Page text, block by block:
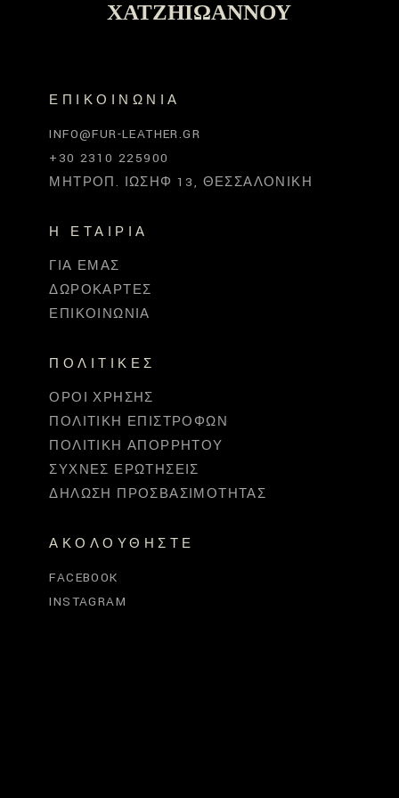
ΧΑΤΖΗΙΩΆΝΝΟΥ
ΕΠΙΚΟΙΝΩΝΊΑ
INFO@FUR-LEATHER.GR
+30 2310 225900
ΜΗΤΡΟΠ. ΙΩΣΉΦ 13, ΘΕΣΣΑΛΟΝΊΚΗ
Η ΕΤΑΙΡΊΑ
ΓΙΑ ΕΜΆΣ
ΔΩΡΟΚΆΡΤΕΣ
ΕΠΙΚΟΙΝΩΝΊΑ
ΠΟΛΙΤΙΚΈΣ
ΌΡΟΙ ΧΡΉΣΗΣ
ΠΟΛΙΤΙΚΉ ΕΠΙΣΤΡΟΦΏΝ
ΠΟΛΙΤΙΚΉ ΑΠΟΡΡΉΤΟΥ
ΣΥΧΝΈΣ ΕΡΩΤΉΣΕΙΣ
ΔΉΛΩΣΗ ΠΡΟΣΒΑΣΙΜΌΤΗΤΑΣ
ΑΚΟΛΟΥΘΉΣΤΕ
FACEBOOK
INSTAGRAM